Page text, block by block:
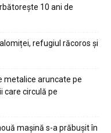
10 ani de
refugiul răcoros și
metalice aruncate pe
care circulă pe
mașină s-a prăbușit în